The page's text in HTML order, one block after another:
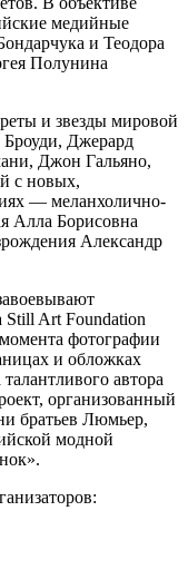
медийные
и Теодора
Полунина
и звезды мировой
Джерард
Джон Гальяно,
с новых,
— меланхолично-
Алла Борисовна
Александр
Art Foundation
фотографии
и обложках
автора
организованный
братьев Люмьер,
модной